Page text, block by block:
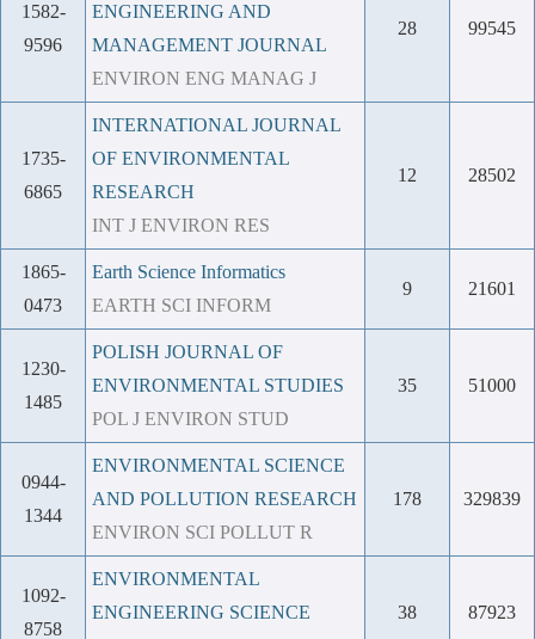
1582-
9596
ENGINEERING AND
MANAGEMENT JOURNAL
ENVIRON ENG MANAG J
28 99545
1735-
6865
INTERNATIONAL JOURNAL
OF ENVIRONMENTAL
RESEARCH
INT J ENVIRON RES
12 28502
1865-
0473
Earth Science Informatics
EARTH SCI INFORM
9 21601
1230-
1485
POLISH JOURNAL OF
ENVIRONMENTAL STUDIES
POL J ENVIRON STUD
35 51000
0944-
1344
ENVIRONMENTAL SCIENCE
AND POLLUTION RESEARCH
ENVIRON SCI POLLUT R
178 329839
1092-
8758
ENVIRONMENTAL
ENGINEERING SCIENCE
38 87923